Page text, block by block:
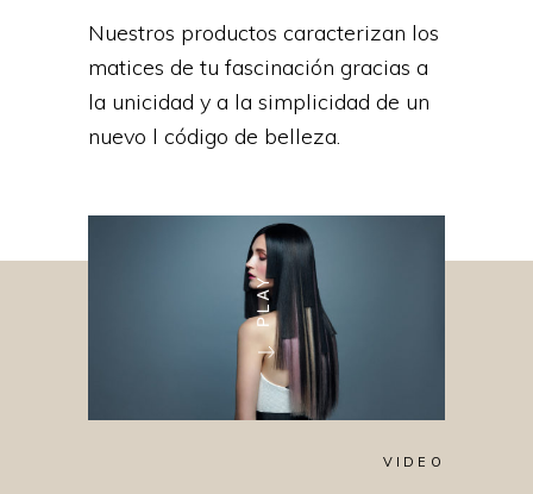
Nuestros productos caracterizan los
matices de tu fascinación gracias a
la unicidad y a la simplicidad de un
nuevo l código de belleza.
VIDEO